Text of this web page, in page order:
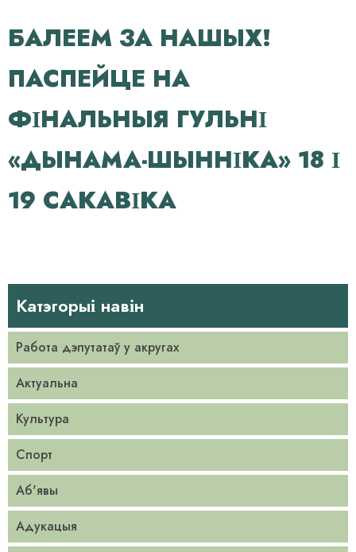
БАЛЕЕМ ЗА НАШЫХ!
ПАСПЕЙЦЕ НА
ФІНАЛЬНЫЯ ГУЛЬНІ
«ДЫНАМА-ШЫННІКА» 18 І
19 САКАВІКА
Катэгорыі навін
Работа дэпутатаў у акругах
Актуальна
Культура
Спорт
Аб'явы
Адукацыя